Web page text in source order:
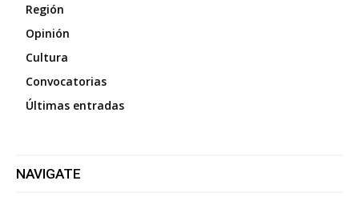
Región
Opinión
Cultura
Convocatorias
Últimas entradas
NAVIGATE